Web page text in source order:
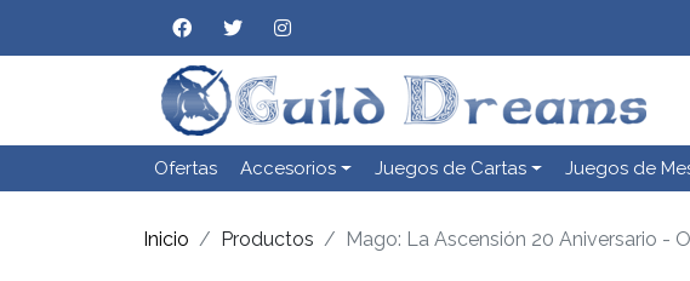
Ofertas Accesorios Juegos de Cartas Juegos de
Inicio Productos Mago: La Ascensión 20 Aniversario -